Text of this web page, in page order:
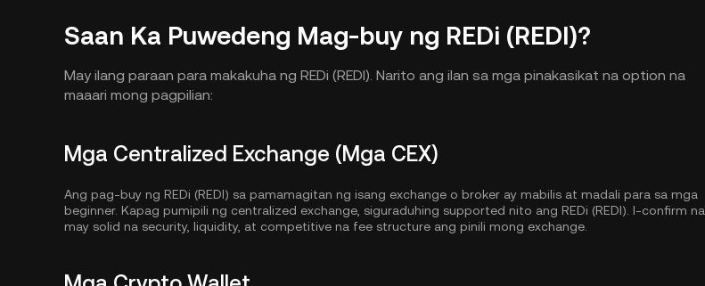
Saan Ka Puwedeng Mag-buy ng REDi (REDI)?
May ilang paraan para makakuha ng REDi (REDI). Narito ang ilan sa mga pinakasikat na option na
maaari mong pagpilian:
Mga Centralized Exchange (Mga CEX)
Ang pag-buy ng REDi (REDI) sa pamamagitan ng isang exchange o broker ay mabilis at madali para sa mga
beginner. Kapag pumipili ng centralized exchange, siguraduhing supported nito ang REDi (REDI). I-confirm na
may solid na security, liquidity, at competitive na fee structure ang pinili mong exchange.